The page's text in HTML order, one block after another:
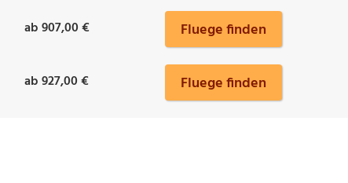
ab 907,00 € Fluege finden
ab 927,00 € Fluege finden